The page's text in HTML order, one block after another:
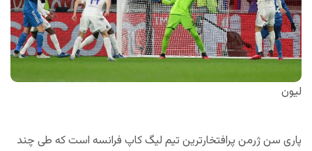
لیون
پاری سن ژرمن پرافتخارترین تیم لیگ کاپ فرانسه است که طی چند